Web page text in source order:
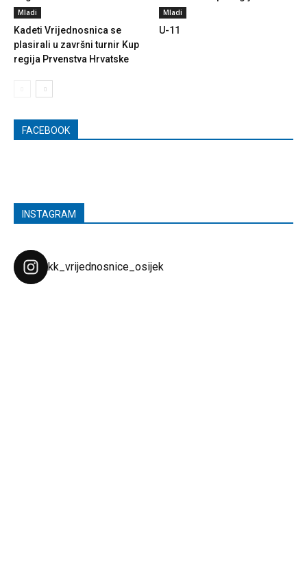
Mladi
Kadeti Vrijednosnica se
plasirali u završni turnir Kup
regija Prvenstva Hrvatske
Mladi
U-11
FACEBOOK
INSTAGRAM
kk_vrijednosnice_osijek